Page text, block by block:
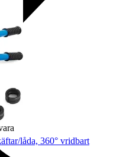
låda, 360° vridbart